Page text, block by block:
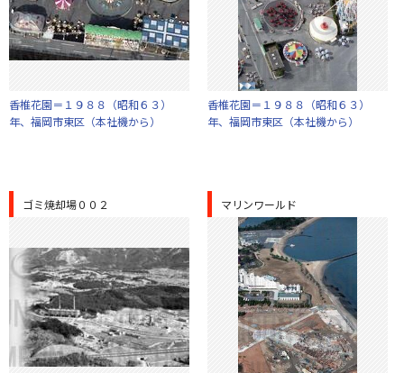
香椎花園＝１９８８（昭和６３）
年、福岡市東区（本社機から）
香椎花園＝１９８８（昭和６３）
年、福岡市東区（本社機から）
ゴミ焼却場００２ マリンワールド